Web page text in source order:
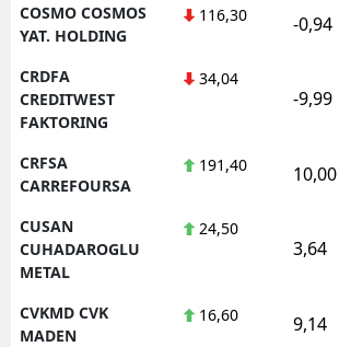
COSMO COSMOS
YAT. HOLDING
116,30 -0,94
CRDFA
CREDITWEST
FAKTORING
34,04
-9,99
CRFSA
CARREFOURSA
191,40 10,00
CUSAN
CUHADAROGLU
METAL
24,50
3,64
CVKMD CVK
MADEN
16,60 9,14